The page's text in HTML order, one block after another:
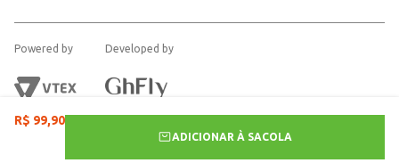
R$ 99,90
ADICIONAR À SACOLA
Powered by Developed by